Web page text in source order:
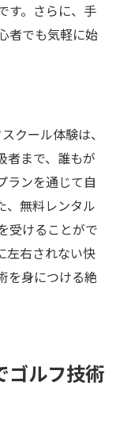
す。さらに、手
者でも気軽に始
クール体験は、
者まで、誰もが
ランを通じて自
、無料レンタル
受けることがで
左右されない快
を身につける絶
ゴルフ技術